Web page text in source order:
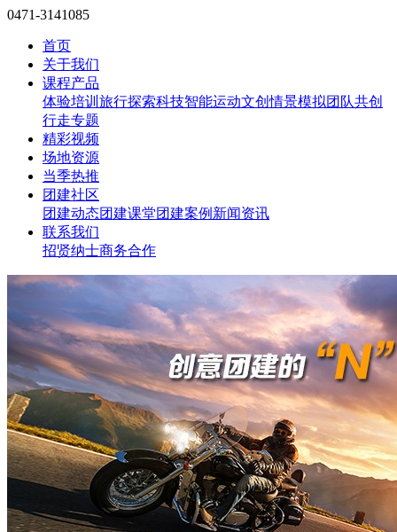
0471-3141085
首页
关于我们
课程产品
体验培训 旅行探索科技智能运动文创情景模拟团队共创
行走专题
精彩视频
场地资源
当季热推
团建社区
团建动态团建课堂团建案例 新闻资讯
联系我们
招贤纳士商务合作